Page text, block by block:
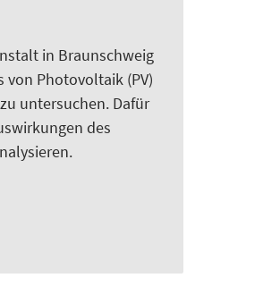
in Braunschweig
von Photovoltaik (PV)
untersuchen. Dafür
des